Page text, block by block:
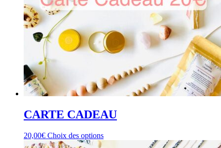
CARTE CADEAU
20,00€ Choix des optionsCe